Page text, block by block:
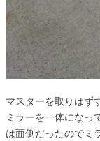
マスターを取りはず
ミラーを一体になっ
は面倒だったのでミ